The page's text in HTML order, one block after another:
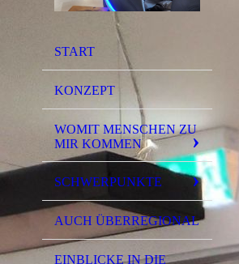
START
KONZEPT
WOMIT MENSCHEN ZU
MIR KOMMEN
SCHWERPUNKTE
AUCH ÜBERREGIONAL
EINBLICKE IN DIE